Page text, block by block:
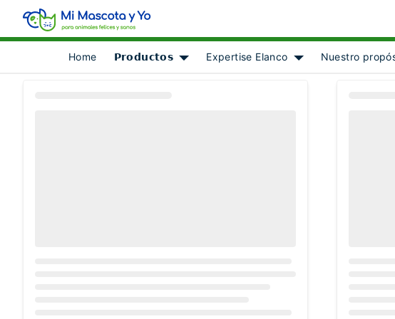
Home
𝗣𝗿𝗼𝗱𝘂𝗰𝘁𝗼𝘀
Show submenu for [object Object]
Expertise Elanco
Show submenu for
Nuestro